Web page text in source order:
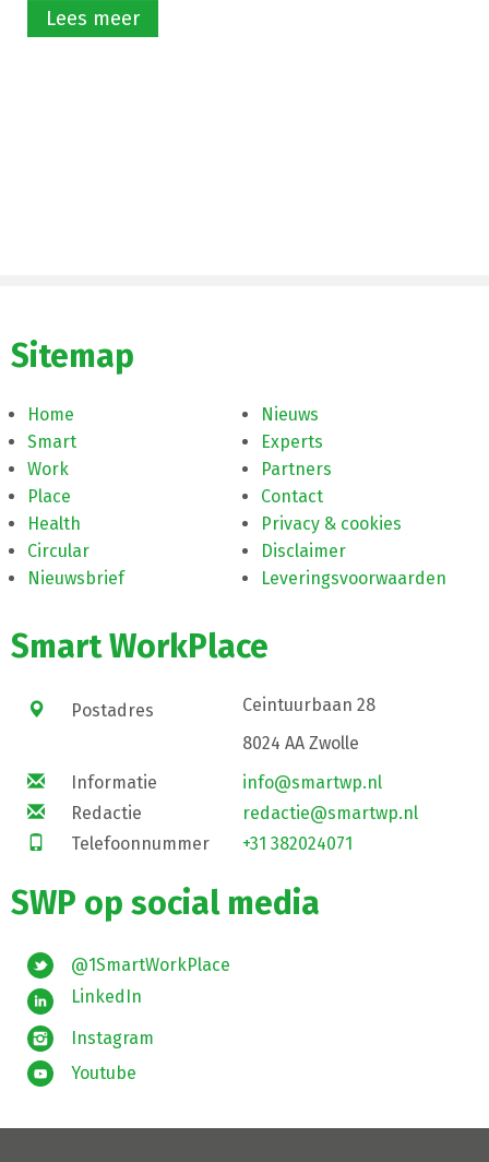
Lees meer
Sitemap
Home
Smart
Work
Place
Health
Circular
Nieuwsbrief
Nieuws
Experts
Partners
Contact
Privacy & cookies
Disclaimer
Leveringsvoorwaarden
Smart WorkPlace
Postadres
Ceintuurbaan 28
8024 AA Zwolle
Informatie
info@smartwp.nl
Redactie
redactie@smartwp.nl
Telefoonnummer
+31 382024071
SWP op social media
@1SmartWorkPlace
LinkedIn
Instagram
Youtube